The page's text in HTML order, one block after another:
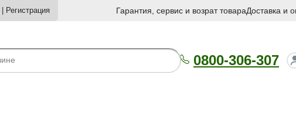
Регистрация Гарантия, сервис и возрат товараДоставка и
0800-306-307